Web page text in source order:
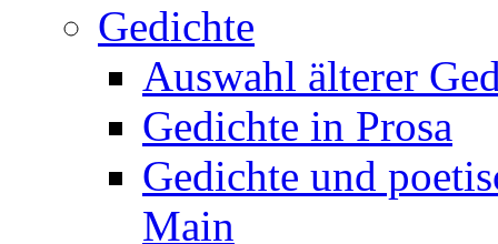
Gedichte
Auswahl älterer
Gedichte in Prosa
Gedichte und
Main